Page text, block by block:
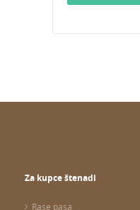
Za kupce štenadi
Rase pasa